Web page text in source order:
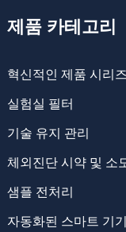
제품 카테고리
혁신적인 제품 시리즈
실험실 필터
기술 유지 관리
체외진단 시약 및 소
샘플 전처리
자동화된 스마트 기기